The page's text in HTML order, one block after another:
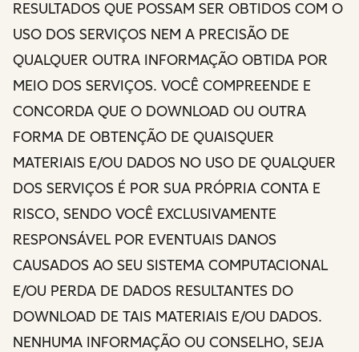
RESULTADOS QUE POSSAM SER OBTIDOS COM O
USO DOS SERVIÇOS NEM A PRECISÃO DE
QUALQUER OUTRA INFORMAÇÃO OBTIDA POR
MEIO DOS SERVIÇOS. VOCÊ COMPREENDE E
CONCORDA QUE O DOWNLOAD OU OUTRA
FORMA DE OBTENÇÃO DE QUAISQUER
MATERIAIS E/OU DADOS NO USO DE QUALQUER
DOS SERVIÇOS É POR SUA PRÓPRIA CONTA E
RISCO, SENDO VOCÊ EXCLUSIVAMENTE
RESPONSÁVEL POR EVENTUAIS DANOS
CAUSADOS AO SEU SISTEMA COMPUTACIONAL
E/OU PERDA DE DADOS RESULTANTES DO
DOWNLOAD DE TAIS MATERIAIS E/OU DADOS.
NENHUMA INFORMAÇÃO OU CONSELHO, SEJA